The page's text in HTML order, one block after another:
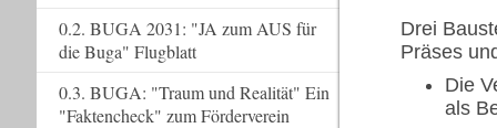
Drei
Präses
Die
als
0.2. BUGA 2031: "JA zum AUS für
die Buga" Flugblatt
0.3. BUGA: "Traum und Realität" Ein
"Faktencheck" zum Förderverein